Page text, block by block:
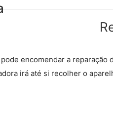
encomendar a
irá até si recolher o